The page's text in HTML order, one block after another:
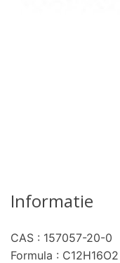
Informatie
CAS : 157057-20-0
Formula : C12H16O2